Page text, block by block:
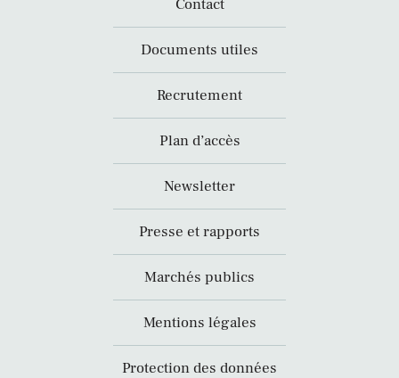
Contact
Documents utiles
Recrutement
Plan d’accès
Newsletter
Presse et rapports
Marchés publics
Mentions légales
Protection des données